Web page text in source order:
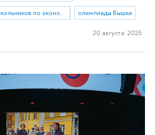
кейс-чемпионат школьников по экономике и предпринимательству
олимпиады Вышки
20 августа 2025